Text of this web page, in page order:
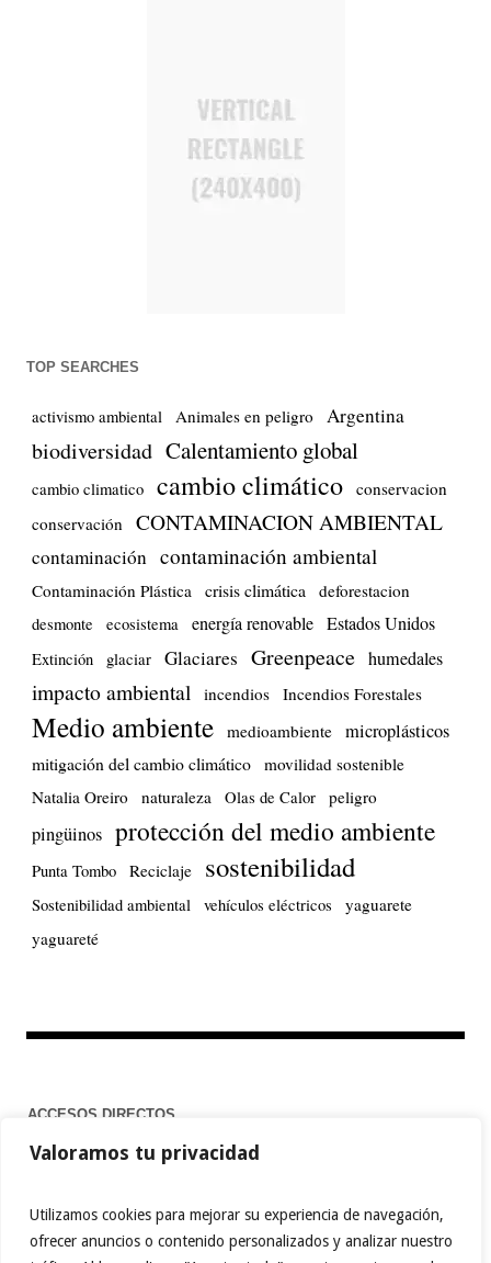
Valoramos tu privacidad
Utilizamos cookies para mejorar su experiencia de navegación,
ofrecer anuncios o contenido personalizados y analizar nuestro
TOP SEARCHES
activismo ambiental Animales en peligro Argentina
biodiversidad Calentamiento global
cambio climatico cambio climático
conservacion
conservación
CONTAMINACION AMBIENTAL
contaminación contaminación ambiental
Contaminación Plástica crisis climática deforestacion
desmonte ecosistema energía renovable Estados Unidos
Extinción glaciar Glaciares Greenpeace humedales
impacto ambiental incendios Incendios Forestales
Medio ambiente medioambiente microplásticos
mitigación del cambio climático
movilidad sostenible
Natalia Oreiro
naturaleza Olas de Calor peligro
pingüinos protección del medio ambiente
Punta Tombo Reciclaje sostenibilidad
Sostenibilidad ambiental vehículos eléctricos
yaguarete
yaguareté
ACCESOS DIRECTOS
Home